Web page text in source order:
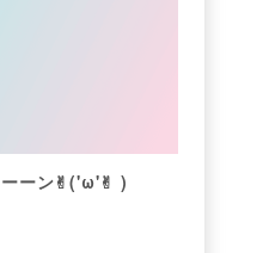
ーーン✌︎('ω'✌︎ )